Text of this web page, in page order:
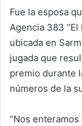
Fue la esposa
Agencia 383
ubicada en
jugada que
premio durante
números de la
“Nos